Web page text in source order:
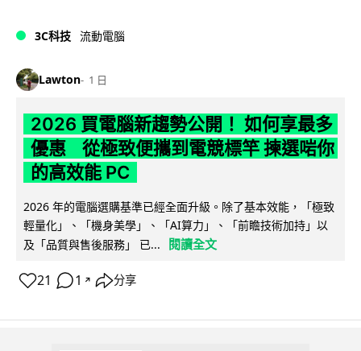
3C科技 流動電腦
Lawton 1 日
2026 買電腦新趨勢公開！ 如何享最多
優惠 從極致便攜到電競標竿 揀選啱你
的高效能 PC
2026 年的電腦選購基準已經全面升級。除了基本效能，「極致
輕量化」、「機身美學」、「AI算力」、「前瞻技術加持」以
及「品質與售後服務」 已...
閱讀全文
21 1 ↗ 分享